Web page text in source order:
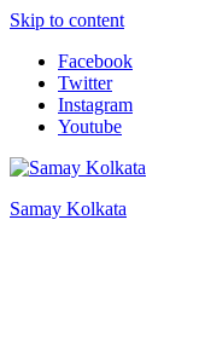
Skip to content
Facebook
Twitter
Instagram
Youtube
Samay Kolkata